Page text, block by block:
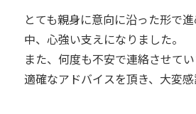
とても親身に意向に沿った形で
中、心強い支えになりました。
また、何度も不安で連絡させて
適確なアドバイスを頂き、大変感